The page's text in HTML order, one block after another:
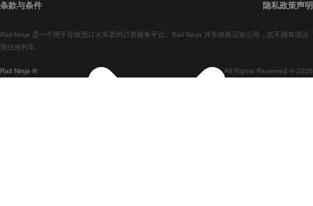
馬德里開往巴塞罗那的列車
Rail Ninja ® All Rights Reserved © 2026
Rail Ninja 是一个用于在线预订火车票的订票服务平台。Rail Ninja 并非铁路运输公司，也不拥有或运
营任何列车。
条款与条件 隐私政策声明